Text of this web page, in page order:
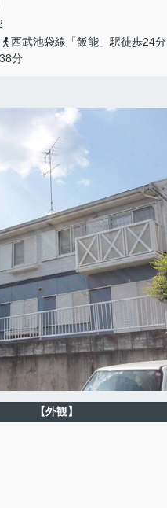
西武池袋線「飯能」駅徒歩24分
分
【外観】